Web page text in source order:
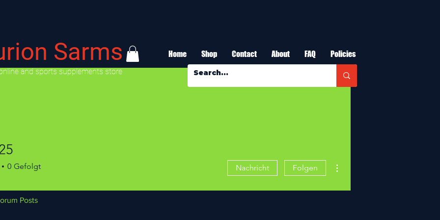
Home Shop Contact About FAQ Policies
Sarms
and sports supplements store
0 Gefolgt Nachricht Folgen
Posts